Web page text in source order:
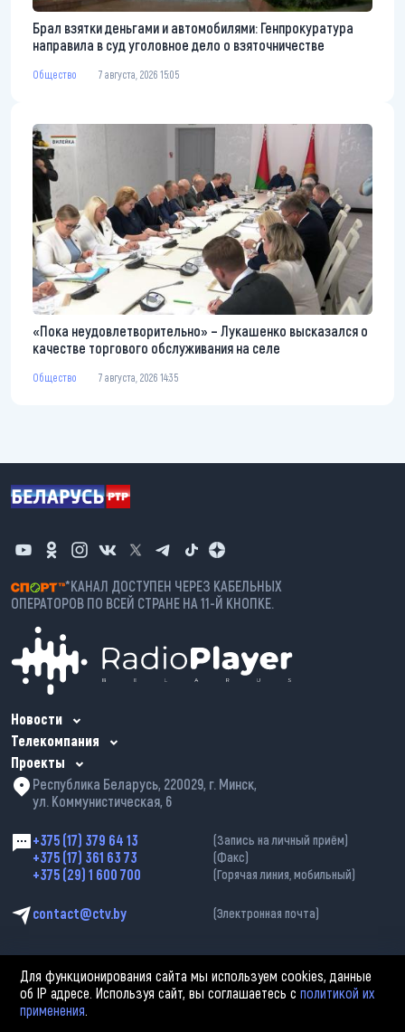
Брал взятки деньгами и автомобилями: Генпрокуратура
направила в суд уголовное дело о взяточничестве
Общество 7 августа, 2026 15:05
«Пока неудовлетворительно» – Лукашенко высказался о
качестве торгового обслуживания на селе
Общество 7 августа, 2026 14:35
*КАНАЛ ДОСТУПЕН ЧЕРЕЗ КАБЕЛЬНЫХ
ОПЕРАТОРОВ ПО ВСЕЙ СТРАНЕ НА 11-Й КНОПКЕ.
Новости
Телекомпания
Проекты
Республика Беларусь, 220029, г. Минск,
ул. Коммунистическая, 6
+375 (17) 379 64 13 (Запись на личный приём)
+375 (17) 361 63 73 (Факс)
+375 (29) 1 600 700 (Горячая линия, мобильный)
contact@ctv.by (Электронная почта)
2002—2026 © ЗАО «Столичное телевидение». При любом использовании
Для функционирования сайта мы используем cookies, данные
об IP адресе. Используя сайт, вы соглашаетесь сполитикой их
применения.